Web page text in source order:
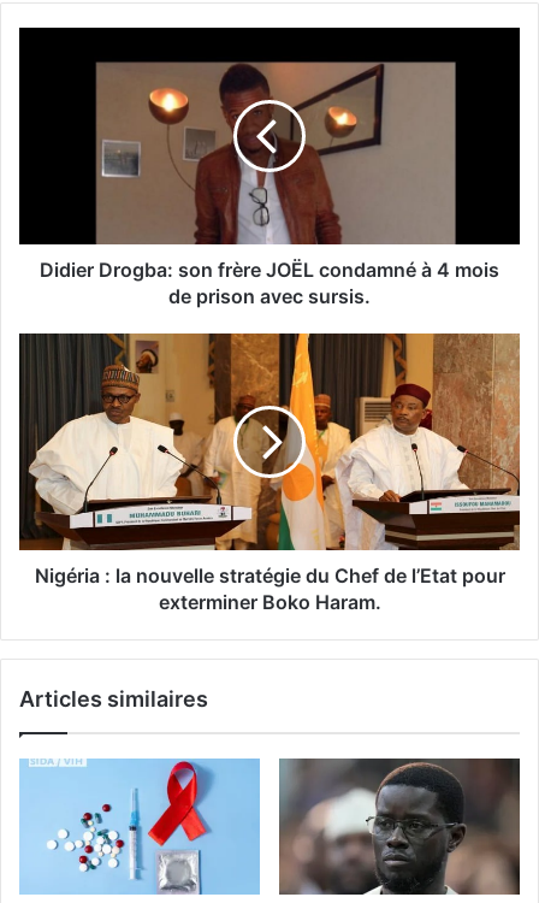
Didier Drogba: son frère JOËL condamné à 4 mois
de prison avec sursis.
Nigéria : la nouvelle stratégie du Chef de l’Etat pour
exterminer Boko Haram.
Articles similaires